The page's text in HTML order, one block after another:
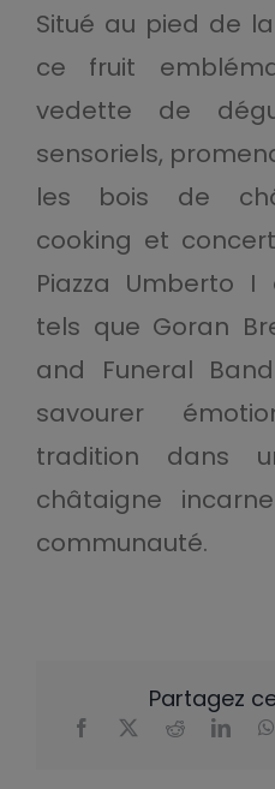
Situé au pied de
ce fruit
vedette de
sensoriels,
les bois de
cooking et
Piazza Umberto
tels que Goran
and Funeral
savourer
tradition dans
châtaigne
communauté.
Partagez